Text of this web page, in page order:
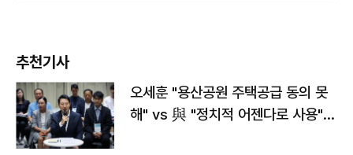
추천기사
오세훈 "용산공원 주택공급 동의 못
해" vs 與 "정치적 어젠다로 사용"